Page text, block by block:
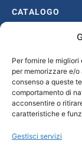
Per fornire le
per memorizzare e/
consenso a queste
comportamento di
acconsentire o
caratteristiche e
Gestisci servizi
CATALOGO
Catalogo completo
Ottocento
Età giolittiana
Grande Guerra e
Fascismo
Secondo